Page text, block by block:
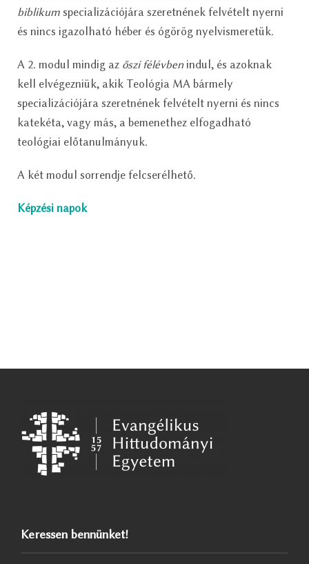
biblikum specializációjára szeretnének felvételt nyerni
és nincs igazolható héber és ógörög nyelvismeretük.
A 2. modul mindig az őszi félévbenindul, és azoknak
kell elvégezniük, akik Teológia MA bármely
specializációjára szeretnének felvételt nyerni és nincs
katekéta, vagy más, a bemenethez elfogadható
teológiai előtanulmányuk.
A két modul sorrendje felcserélhető.
Képzési napok
Keressen bennünket!